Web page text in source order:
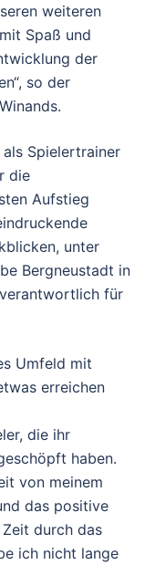
weiteren
Spaß und
der
so der
Spielertrainer
die
Aufstieg
unter
Bergneustadt in
für
Umfeld mit
erreichen
die ihr
haben.
von meinem
das positive
durch das
ich nicht lange